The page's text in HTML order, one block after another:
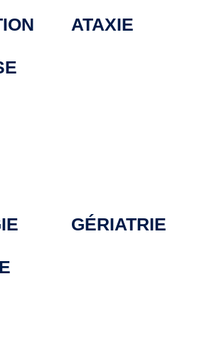
ATAXIE
GÉRIATRIE